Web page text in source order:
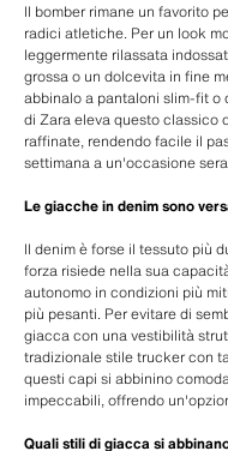
Il bomber rimane un favorito
radici atletiche. Per un look
leggermente rilassata
grossa o un dolcevita in fine
abbinalo a pantaloni slim-fit o
di Zara eleva questo classico
raffinate, rendendo facile il
settimana a un'occasione
Le giacche in denim sono
Il denim è forse il tessuto più
forza risiede nella sua
autonomo in condizioni più
più pesanti. Per evitare di
giacca con una vestibilità
tradizionale stile trucker con
questi capi si abbinino
impeccabili, offrendo
Quali stili di giacca si